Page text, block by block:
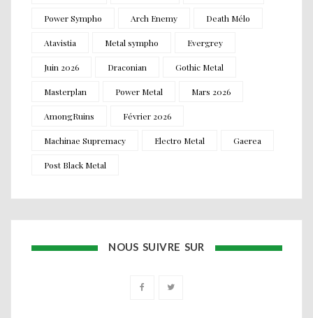
Power Sympho Arch Enemy Death Mélo
Atavistia Metal sympho Evergrey
Juin 2026 Draconian Gothic Metal
Masterplan Power Metal Mars 2026
AmongRuins Février 2026
Machinae Supremacy Electro Metal Gaerea
Post Black Metal
NOUS SUIVRE SUR